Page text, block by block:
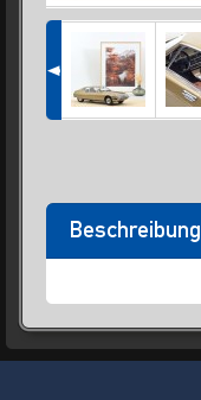
Beschreibung